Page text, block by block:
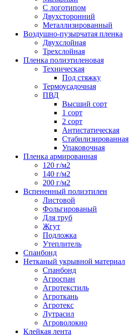
С логотипом
Двухсторонний
Металлизированный
Воздушно-пузырчатая пленка
Двухслойная
Трехслойная
Пленка полиэтиленовая
Техническая
Под стяжку
Термоусадочная
ПВД
Высший сорт
1 сорт
2 сорт
Антистатическая
Стабилизированная
Упаковочная
Пленка армированная
120 г/м2
140 г/м2
200 г/м2
Вспененный полиэтилен
Листовой
Фольгированый
Для труб
Жгут
Подложка
Утеплитель
Спанбонд
Нетканый укрывной материал
Спанбонд
Агроспан
Агротекстиль
Агроткань
Агротекс
Лутрасил
Агроволокно
Клейкая лента